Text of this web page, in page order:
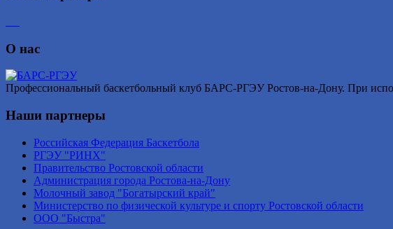
О нас
Профессиональный баскетбольный клуб БАРС-РГЭУ Ростов-на-Дону. При
Наши партнеры
Российская Федерация Баскетбола
РГЭУ "РИНХ"
Правительство Ростовской области
Администрация города Ростова-на-Дону
Молочный завод "Богатырский край"
Министерство по физической культуре и спорту Ростовской области
ООО "Быстра"